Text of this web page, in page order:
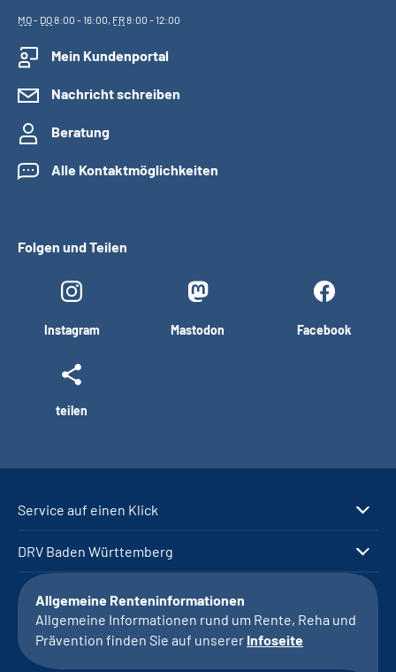
MO- DO8:00 - 16:00, FR8:00 - 12:00
Mein Kundenportal
Nachricht schreiben
Beratung
Alle Kontaktmöglichkeiten
Folgen und Teilen
Instagram Mastodon Facebook
teilen
Service auf einen Klick
DRV Baden Württemberg
Allgemeine Renteninformationen
Allgemeine Informationen rund um Rente, Reha und
Prävention finden Sie auf unserer Infoseite